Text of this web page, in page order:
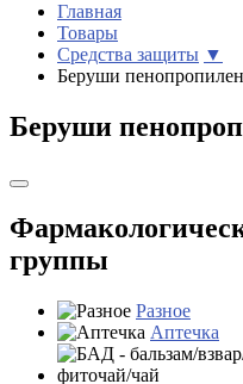
Главная
Товары
Средства защиты ▼
Беруши
Беруши
группы
Разное
Аптечка